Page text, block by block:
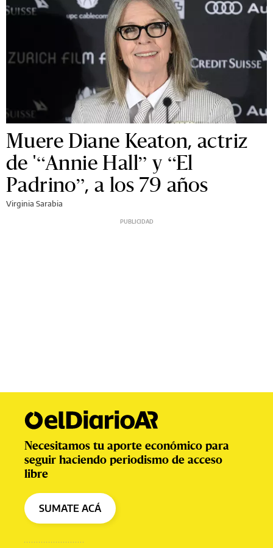
Muere Diane Keaton, actriz
de '“Annie Hall” y “El
Padrino”, a los 79 años
Virginia Sarabia
Necesitamos tu aporte económico para
seguir haciendo periodismo de acceso
libre
SUMATE ACÁ